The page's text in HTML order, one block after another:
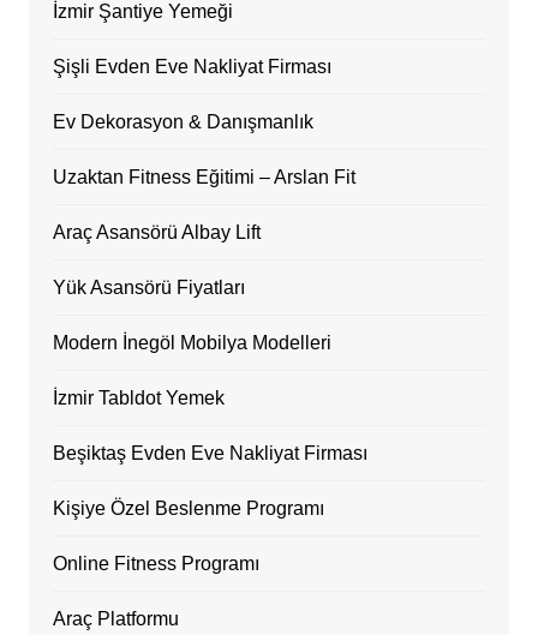
İzmir Şantiye Yemeği
Şişli Evden Eve Nakliyat Firması
Ev Dekorasyon & Danışmanlık
Uzaktan Fitness Eğitimi – Arslan Fit
Araç Asansörü Albay Lift
Yük Asansörü Fiyatları
Modern İnegöl Mobilya Modelleri
İzmir Tabldot Yemek
Beşiktaş Evden Eve Nakliyat Firması
Kişiye Özel Beslenme Programı
Online Fitness Programı
Araç Platformu